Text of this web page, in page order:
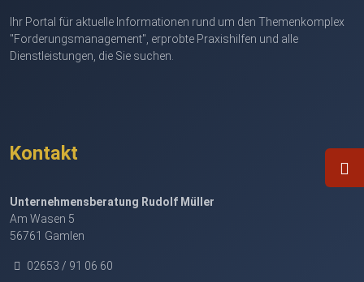
Ihr Portal für aktuelle Informationen rund um den Themenkomplex
"Forderungsmanagement", erprobte Praxishilfen und alle
Dienstleistungen, die Sie suchen.
Kontakt
Unternehmensberatung Rudolf Müller
Am Wasen 5
56761 Gamlen
02653 / 91 06 60